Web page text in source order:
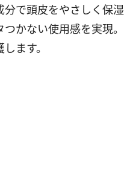
分で頭皮をやさしく保
つかない使用感を実現
ます。